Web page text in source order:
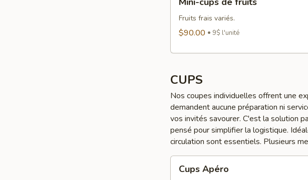
cups
de
fruits
Fruits frais variés.
$90.00 9$ l'unité
CUPS
Nos coupes individuelles offrent une
demandent aucune préparation ni
vos invités savourer. C'est la solution
pensé pour simplifier la logistique.
circulation sont essentiels. Plusieurs
Apéro
Cups Apéro